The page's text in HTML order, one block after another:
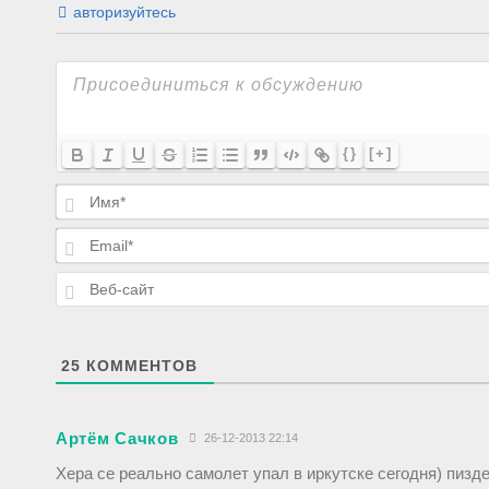
авторизуйтесь
{} [+]
25 КОММЕНТОВ
Артём Сачков 26-12-2013 22:14
Хера се реально самолет упал в иркутске сегодня)